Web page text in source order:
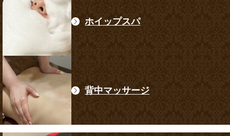
ホイップスパ
背中マッサージ